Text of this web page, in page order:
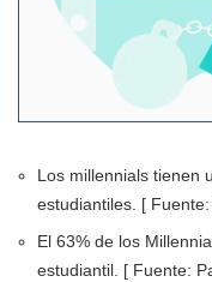
Los millennials tienen
estudiantiles. [
El 63% de los
estudiantil. [ Fuente: